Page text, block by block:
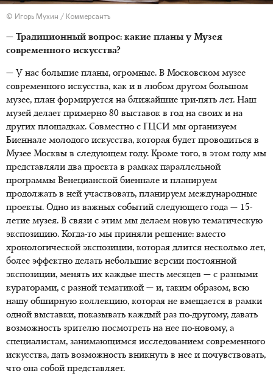
© Игорь Мухин / Коммерсантъ
— Традиционный вопрос: какие планы у Музея
современного искусства?
— У нас большие планы, огромные. В Московском музее
современного искусства, как и в любом другом большом
музее, план формируется на ближайшие три-пять лет. Наш
музей делает примерно 80 выставок в год на своих и на
других площадках. Совместно с ГЦСИ мы организуем
Биеннале молодого искусства, которая будет проводиться в
Музее Москвы в следующем году. Кроме того, в этом году мы
представляли два проекта в рамках параллельной
программы Венецианской биеннале и планируем
продолжать в ней участвовать, планируем международные
проекты. Одно из важных событий следующего года — 15-
летие музея. В связи с этим мы делаем новую тематическую
экспозицию. Когда-то мы приняли решение: вместо
хронологической экспозиции, которая длится несколько лет,
более эффектно делать небольшие версии постоянной
экспозиции, менять их каждые шесть месяцев — с разными
кураторами, с разной тематикой — и, таким образом, всю
нашу обширную коллекцию, которая не вмещается в рамки
одной выставки, показывать каждый раз по-другому, давать
возможность зрителю посмотреть на нее по-новому, а
специалистам, занимающимся исследованием современного
искусства, дать возможность вникнуть в нее и почувствовать,
что она собой представляет.